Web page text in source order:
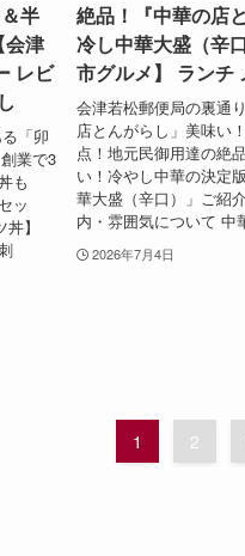
半
会津
レビ
「卯
業で3
も
ッ
】
絶品！『中華の店
冷し中華大盛（辛
市グルメ】 ランチ
会津若松郵便局の裏通
店とんがらし」美味い
点！地元民御用達の絶
い！冷やし中華の決定
華大盛（辛口）」ご紹
内・雰囲気について 中
2026年7月4日
1 2